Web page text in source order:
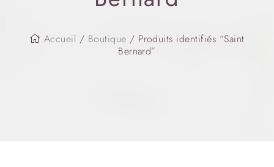
Accueil / Boutique / Produits identifiés “Saint
Bernard”